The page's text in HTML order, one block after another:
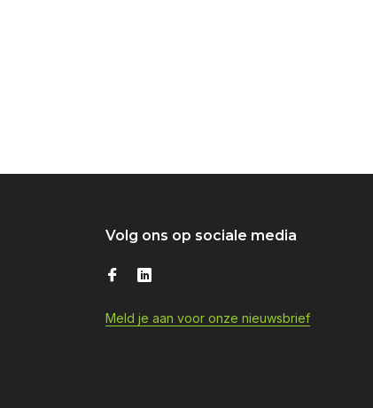
Volg ons op sociale media
Meld je aan voor onze nieuwsbrief